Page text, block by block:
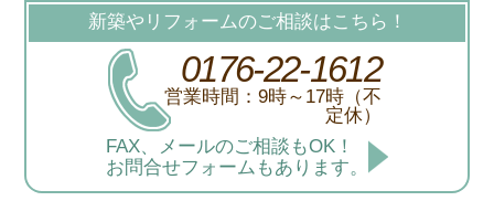
新築やリフォームのご相談はこちら！
0176-22-1612
営業時間：9時～17時（不
定休）
FAX、メールのご相談もOK！
お問合せフォームもあります。